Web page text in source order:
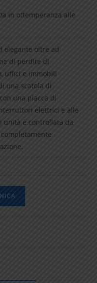
in ottemperanza alle
elegante oltre ad
di perdite di
uffici e immobili
una scatola di
una placca di
elettrici e alle
unità è controllata da